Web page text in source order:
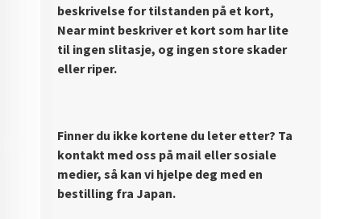
beskrivelse for tilstanden på et kort,
Near mint beskriver et kort som har lite
til ingen slitasje, og ingen store skader
eller riper.
Finner du ikke kortene du leter etter? Ta
kontakt med oss på mail eller sosiale
medier, så kan vi hjelpe deg med en
bestilling fra Japan.